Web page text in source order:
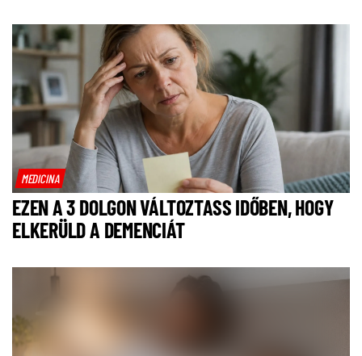
MEDICINA
EZEN A 3 DOLGON VÁLTOZTASS IDŐBEN, HOGY
ELKERÜLD A DEMENCIÁT